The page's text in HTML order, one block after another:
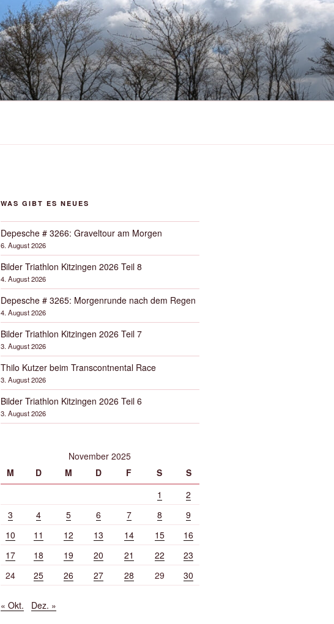
WAS GIBT ES NEUES
Depesche # 3266: Graveltour am Morgen
6. August 2026
Bilder Triathlon Kitzingen 2026 Teil 8
4. August 2026
Depesche # 3265: Morgenrunde nach dem Regen
4. August 2026
Bilder Triathlon Kitzingen 2026 Teil 7
3. August 2026
Thilo Kutzer beim Transcontnental Race
3. August 2026
Bilder Triathlon Kitzingen 2026 Teil 6
3. August 2026
November 2025
M
D M D F S
S
1
2
3
4 5 6 7 8
9
10
11 12 13 14 15
16
17
18 19 20 21 22
23
24
25 26 27 28 29 30
« Okt. Dez. »